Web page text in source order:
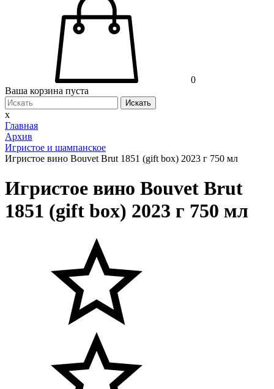
0
Ваша корзина пуста
Искать
x
Главная
Архив
Игристое и шампанское
Игристое вино Bouvet Brut 1851 (gift box) 2023 г 750 мл
Игристое вино Bouvet Brut
1851 (gift box) 2023 г 750 мл